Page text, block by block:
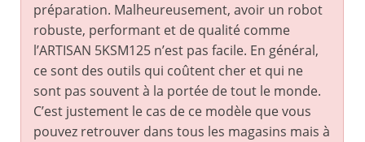
préparation. Malheureusement, avoir un robot
robuste, performant et de qualité comme
l’ARTISAN 5KSM125 n’est pas facile. En général,
ce sont des outils qui coûtent cher et qui ne
sont pas souvent à la portée de tout le monde.
C’est justement le cas de ce modèle que vous
pouvez retrouver dans tous les magasins mais à